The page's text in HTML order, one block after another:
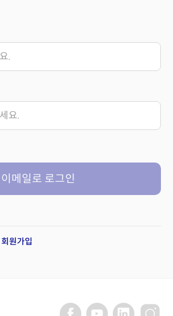
이메일로 로그인
회원가입